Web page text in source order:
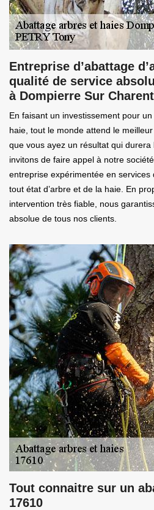
Entreprise d’abattage
qualité de service
à Dompierre Sur
En faisant un investissement pour un
haie, tout le monde attend le
que vous ayez un résultat qui
invitons de faire appel à notre
entreprise expérimentée en services
tout état d’arbre et de la haie. En
intervention très fiable, nous
absolue de tous nos clients.
Tout connaitre sur un
17610